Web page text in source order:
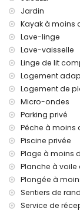
Équipements et
jacuzzi
lit
Activités de
à Jávea, Costa
cinéma,
Jávea) (à
Curiosités et
musée
Jávea),
Histórico,
Jávea), lieu
de 5
château
kilomètres
Jardin
Kayak à moins
Lave-linge
Lave-vaisselle
Linge de lit
Logement
Logement de
Micro-ondes
Parking privé
Pêche à moins
Piscine privée
Plage à moins
Planche à voile
Plongée à
Sentiers de
Service de